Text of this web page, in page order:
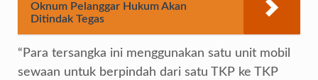
Oknum Pelanggar Hukum Akan
Ditindak Tegas
“Para tersangka ini menggunakan satu unit mobil
sewaan untuk berpindah dari satu TKP ke TKP